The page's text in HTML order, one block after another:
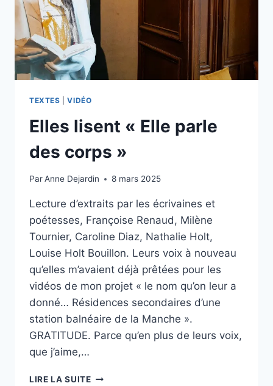
TEXTES |VIDÉO
Elles lisent « Elle parle
des corps »
ParAnne Dejardin 8 mars 2025
Lecture d’extraits par les écrivaines et
poétesses, Françoise Renaud, Milène
Tournier, Caroline Diaz, Nathalie Holt,
Louise Holt Bouillon. Leurs voix à nouveau
qu’elles m’avaient déjà prêtées pour les
vidéos de mon projet « le nom qu’on leur a
donné… Résidences secondaires d’une
station balnéaire de la Manche ».
GRATITUDE. Parce qu’en plus de leurs voix,
que j’aime,…
LIRE LA SUITEELLES